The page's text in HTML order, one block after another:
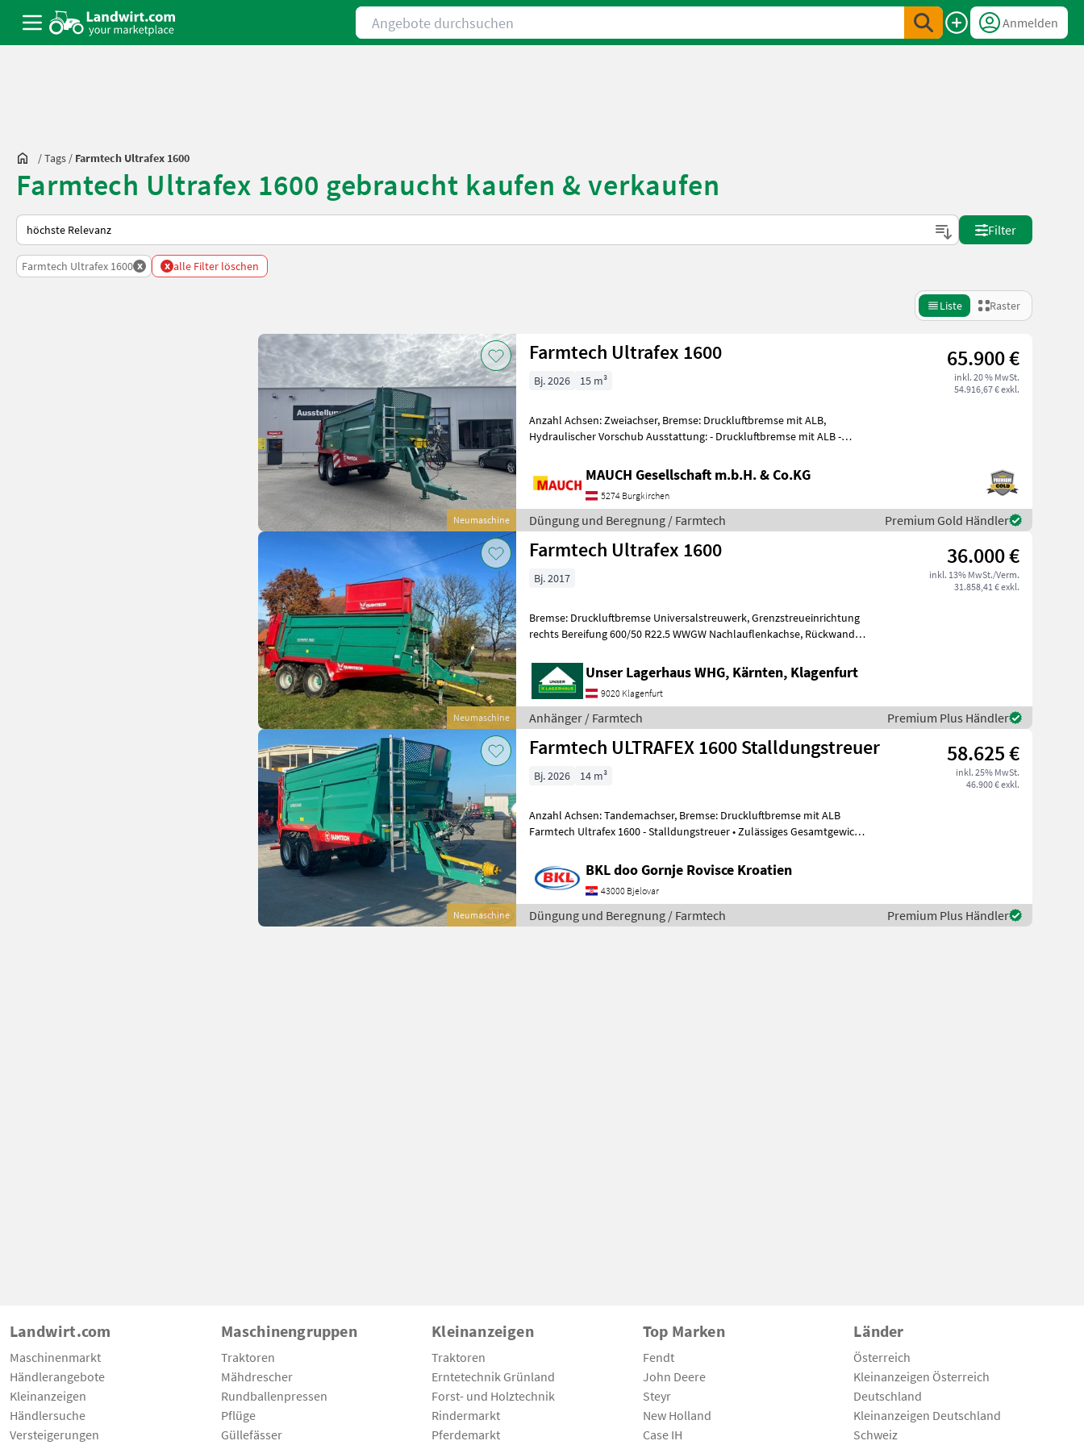
Angebote durchsuchen
Anmelden
/Tags / Farmtech Ultrafex 1600
Farmtech Ultrafex 1600 gebraucht kaufen & verkaufen
So wird auf Landwirt.com sortiert
Filter
Farmtech Ultrafex 1600 x x alle Filter löschen
Liste Raster
Neumaschine
Farmtech Ultrafex 1600 65.900 €
inkl. 20 % MwSt.
54.916,67 € exkl.
Bj. 2026 15 m³
Anzahl Achsen: Zweiachser, Bremse: Druckluftbremse mit ALB,
Hydraulischer Vorschub Ausstattung: - Druckluftbremse mit ALB -
MAUCH Gesellschaft m.b.H. & Co.KG
5274 Burgkirchen
Düngung und Beregnung / Farmtech Premium Gold Händler
Neumaschine
Farmtech Ultrafex 1600 36.000 €
inkl. 13% MwSt./Verm.
31.858,41 € exkl.
Bj. 2017
Bremse: Druckluftbremse Universalstreuwerk, Grenzstreueinrichtung
rechts Bereifung 600/50 R22.5 WWGW Nachlauflenkachse, Rückwand
Unser Lagerhaus WHG, Kärnten, Klagenfurt
9020 Klagenfurt
Anhänger / Farmtech Premium Plus Händler
Neumaschine
Farmtech ULTRAFEX 1600 Stalldungstreuer 58.625 €
inkl. 25% MwSt.
46.900 € exkl.
Bj. 2026 14 m³
Anzahl Achsen: Tandemachser, Bremse: Druckluftbremse mit ALB
Farmtech Ultrafex 1600 - Stalldungstreuer • Zulässiges Gesamtgewicht
BKL doo Gornje Rovisce Kroatien
43000 Bjelovar
Düngung und Beregnung / Farmtech Premium Plus Händler
Landwirt.com
Maschinenmarkt
Händlerangebote
Kleinanzeigen
Händlersuche
Versteigerungen
Maschinengruppen
Traktoren
Mähdrescher
Rundballenpressen
Pflüge
Güllefässer
Kleinanzeigen
Traktoren
Erntetechnik Grünland
Forst- und Holztechnik
Rindermarkt
Pferdemarkt
Top Marken
Fendt
John Deere
Steyr
New Holland
Case IH
Länder
Österreich
Kleinanzeigen Österreich
Deutschland
Kleinanzeigen Deutschland
Schweiz